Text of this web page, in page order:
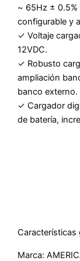
~ 65Hz ± 0.5%
configurable y
✓ Voltaje
12VDC.
✓ Robusto
ampliación
banco externo.
✓ Cargador
de batería,
Características
Marca: